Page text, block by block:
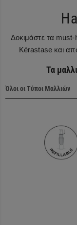
Laureth
Parfum / Fragrance
Betaine • Ppg-5-
Sodium Hydroxide
Sodium Chloride •
Oleate • Propylene
Linalool • Citronellol
Umbelliformis
ΠΕΡΙΣΣΟΤΕΣ
Δοκιμάστε τα must-
Kérastase και
Τα
Haircare Heroes